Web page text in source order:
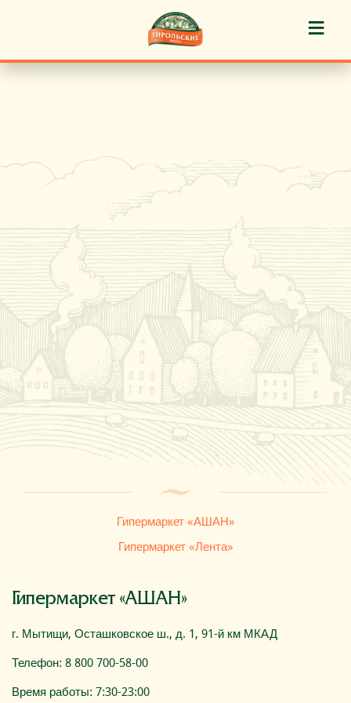
Гипермаркет «АШАН»
Гипермаркет «Лента»
Гипермаркет «АШАН»
г. Мытищи, Осташковское ш., д. 1, 91-й км МКАД
Телефон: 8 800 700-58-00
Время работы: 7:30-23:00
≡
Пирожные «Тирольские» ®
Торты «Тирольские» ®
Куличи
Кафе-кондитерские
Новости
Где купить
О компании